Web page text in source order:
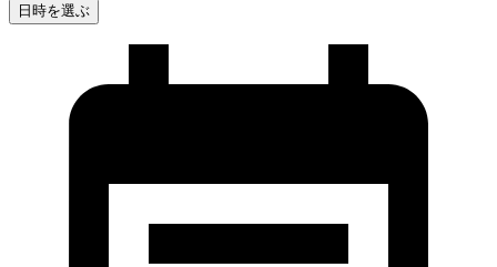
日時を選ぶ